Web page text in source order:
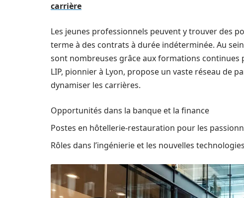
carrière
Les jeunes professionnels peuvent y trouver des
terme à des contrats à durée indéterminée. Au
sont nombreuses grâce aux formations continues
LIP, pionnier à Lyon, propose un vaste réseau de
dynamiser les carrières.
Opportunités dans la banque et la finance
Postes en hôtellerie-restauration pour les
Rôles dans l’ingénierie et les nouvelles technologies